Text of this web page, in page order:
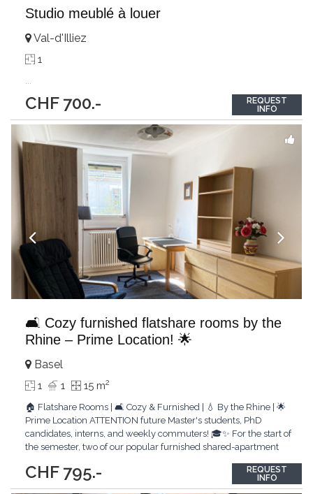
Studio meublé à louer
CHF 700.-
Val-d'Illiez
1
...
REQUEST
INFO
🛋️ Cozy furnished flatshare rooms by the
Rhine – Prime Location! 🌟
CHF 795.-
Basel
1 1 15 m2
🏠 Flatshare Rooms | 🛋️ Cozy & Furnished | 💧 By the Rhine | 🌟
Prime Location ATTENTION future Master's students, PhD
candidates, interns, and weekly commuters! 🎓✨ For the start of
the semester, two of our popular furnished shared-apartment
and reliable flatmates. 🧹🤝 Our furnished rooms are located in
a beautifully...
REQUEST
INFO